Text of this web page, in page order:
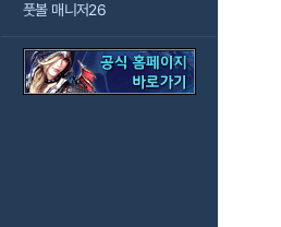
풋볼 매니저26